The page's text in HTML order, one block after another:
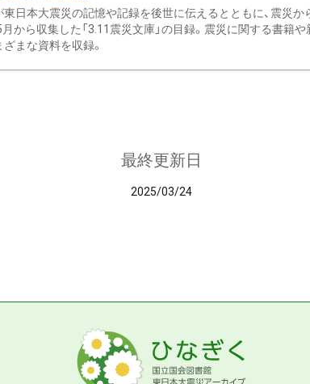
日本大震災の記憶や記録を後世に伝えるとともに、震災か
から収集した「3.11震災文庫」の目録。震災に関する書籍
まな資料を収録。
最終更新日
2025/03/24